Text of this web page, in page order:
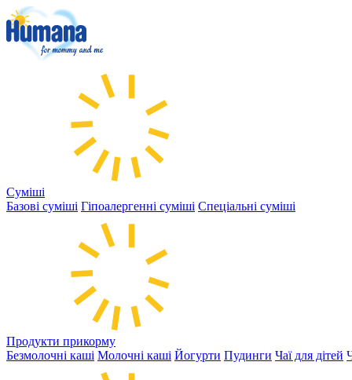
Суміші
Базові суміші Гіпоалергенні суміші Спеціальні суміші
Продукти прикорму
Безмолочні каші Молочні каші Йогурти Пудинги Чаї для дітей